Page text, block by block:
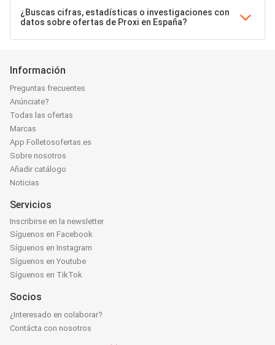
¿Buscas cifras, estadísticas o investigaciones con
datos sobre ofertas de Proxi en España?
Información
Preguntas frecuentes
Anúnciate?
Todas las ofertas
Marcas
App Folletosofertas.es
Sobre nosotros
Añadir catálogo
Noticias
Servicios
Inscribirse en la newsletter
Síguenos en Facebook
Síguenos en Instagram
Síguenos en Youtube
Síguenos en TikTok
Socios
¿Interesado en colaborar?
Contácta con nosotros